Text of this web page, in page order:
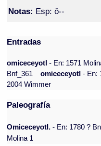
Notas: Esp: ô--
Entradas
omiceceyotl- En: 1571
Bnf_361
omiceceyotl- En:
2004 Wimmer
Paleografía
Omiceceyotl. - En: 1780 ?
Molina 1